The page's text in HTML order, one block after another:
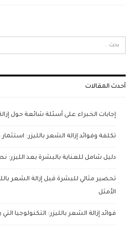
أحدث المقالات
إجابات الخبراء على أسئلة شائعة حول
تكلفة وفوائد إزالة الشعر بالليزر:
دليل شامل للعناية بالبشرة بعد الليزر:
تحضير مثالي للبشرة قبل إزالة الشعر
الأمثل
فوائد إزالة الشعر بالليزر: التكنولوجيا